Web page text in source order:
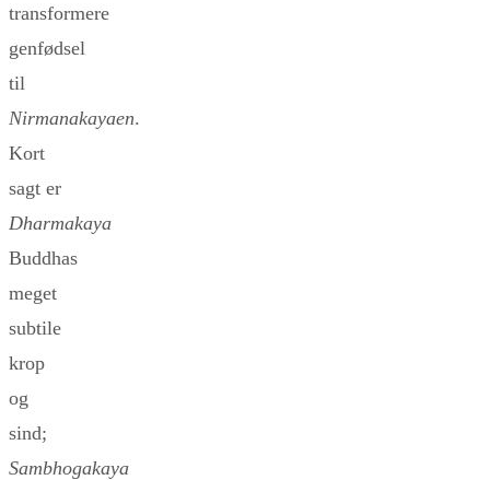
transformere
genfødsel
til
Nirmanakayaen.
Kort
sagt er
Dharmakaya
Buddhas
meget
subtile
krop
og
sind;
Sambhogakaya